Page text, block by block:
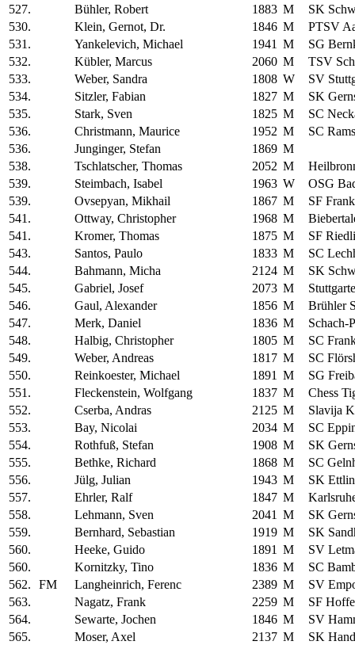
527.
Bühler, Robert 1883 M
SK
530.
Klein, Gernot, Dr. 1846 M
PTSV
531.
Yankelevich, Michael 1941 M
SG
532.
Kübler, Marcus 2060 M
TSV
533.
Weber, Sandra 1808 W
SV
534.
Sitzler, Fabian 1827 M
SK
535.
Stark, Sven 1825 M
SC
536.
Christmann, Maurice 1952 M
SC
536.
Junginger, Stefan 1869 M
538.
Tschlatscher, Thomas 2052 M
539.
Steimbach, Isabel 1963 W
OSG
539.
Ovsepyan, Mikhail 1867 M
SF
541.
Ottway, Christopher 1968 M
541.
Kromer, Thomas 1875 M
SF
543.
Santos, Paulo 1833 M
SC
544.
Bahmann, Micha 2124 M
SK
545.
Gabriel, Josef 2073 M
546.
Gaul, Alexander 1856 M
Brühler
547.
Merk, Daniel 1836 M
Schach-
548.
Halbig, Christopher 1805 M
SC
549.
Weber, Andreas 1817 M
SC
550.
Reinkoester, Michael 1891 M
SG
551.
Fleckenstein, Wolfgang 1837 M
Chess
552.
Cserba, Andras 2125 M
Slavija
553.
Bay, Nicolai 2034 M
SC
554.
Rothfuß, Stefan 1908 M
SK
555.
Bethke, Richard 1868 M
SC
556.
Jülg, Julian 1943 M
SK
557.
Ehrler, Ralf 1847 M
558.
Lehmann, Sven 2041 M
SK
559.
Bernhard, Sebastian 1919 M
SK
560.
Heeke, Guido 1891 M
SV
560.
Kornitzky, Tino 1836 M
SC
562.
FM Langheinrich, Ferenc 2389 M
SV
563.
Nagatz, Frank 2259 M
SF
564.
Sewarte, Jochen 1846 M
SV
565.
Moser, Axel 2137 M
SK